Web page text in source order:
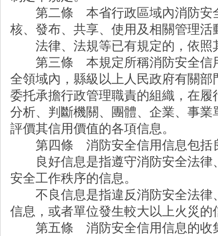
第二條 本省行政區域內消防安
核、發布、共享、使用及相關管理活
法律、法規等已有規定的，依照
第三條 本規定所稱消防安全信
全領域內，縣級以上人民政府有關
委托承擔行政管理職責的組織，在
分析、判斷機關、團體、企業、事
評價其信用價值的各項信息。
第四條 消防安全信用信息包括
良好信息是指遵守消防安全法律
安全工作秩序的信息。
不良信息是指違反消防安全法律
信息，或者單位發生較大以上火災的
第五條 消防安全信用信息的收